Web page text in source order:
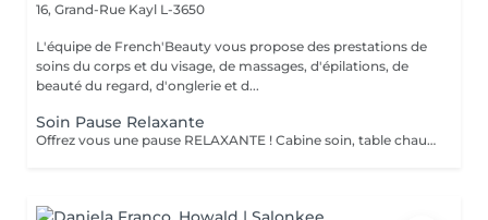
16, Grand-Rue Kayl L-3650
L'équipe de French'Beauty vous propose des prestations de
soins du corps et du visage, de massages, d'épilations, de
beauté du regard, d'onglerie et d...
Soin Pause Relaxante
Offrez vous une pause RELAXANTE ! Cabine soin, table chauffante, massage crânien ou pieds ou mains ( 20 minutes ) sur fond sonore relaxant, service thé/café